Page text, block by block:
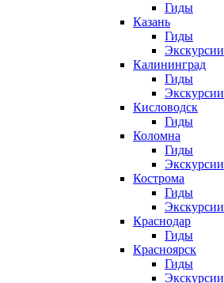
Гиды
Казань
Гиды
Экскурсии
Калининград
Гиды
Экскурсии
Кисловодск
Гиды
Коломна
Гиды
Экскурсии
Кострома
Гиды
Экскурсии
Краснодар
Гиды
Красноярск
Гиды
Экскурсии